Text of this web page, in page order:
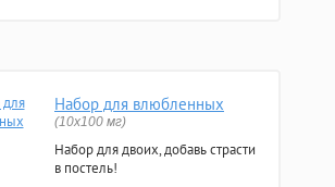
Набор для влюбленных
(10х100 мг)
Набор для двоих, добавь страсти
в постель!